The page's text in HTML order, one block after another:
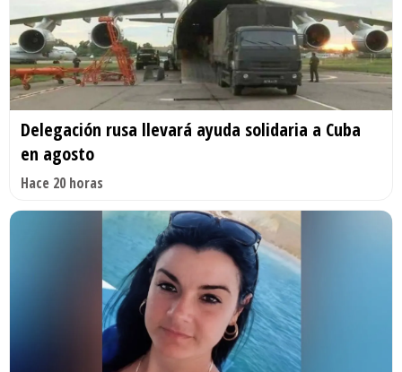
Delegación rusa llevará ayuda solidaria a Cuba
en agosto
Hace 20 horas